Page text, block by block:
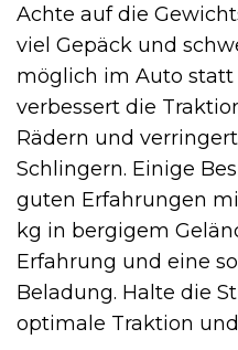
Achte auf die
viel Gepäck und
möglich im Auto statt
verbessert die
Rädern und
Schlingern. Einige
guten Erfahrungen
kg in bergigem
Erfahrung und eine
Beladung. Halte die
optimale Traktion